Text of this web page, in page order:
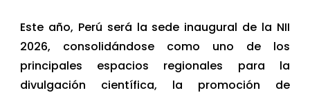
Este año, Perú será la sede inaugural de la NII
2026, consolidándose como uno de los
principales espacios regionales para la
divulgación científica, la promoción de